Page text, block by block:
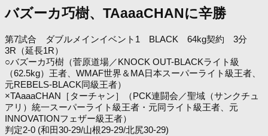
バズーカ巧樹、TAaaaCHANに辛勝
第7試合 ダブルメインイベント1 BLACK 64kg契約 3分
3R（延長1R）
○バズーカ巧樹（菅原道場／KNOCK OUT-BLACKライト級
（62.5kg）王者、WMAF世界＆MA日本スーパーライト級王者、
元REBELS-BLACK同級王者）
×TAaaaCHAN［ターチャン］（PCK連闘会／聖域（サンクチュ
アリ）統一スーパーライト級王者・元同ライト級王者、元
INNOVATIONフェザー級王者）
判定2-0 (和田30-29/山根29-29/北尻30-29)